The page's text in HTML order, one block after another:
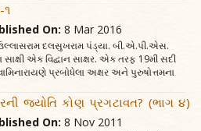
૧
On: 8 Mar 2016
દલસુખરામ પંડ્યા. બી.એ.પી.એસ.
એક વિદ્વાન સાક્ષર. એક તરફ 19મી સદી
પ્રબોધેલા અક્ષર અને પુરુષોત્તમના
જ્યોતિ કોણ પ્રગટાવત? (ભાગ ૪)
On: 8 Nov 2011